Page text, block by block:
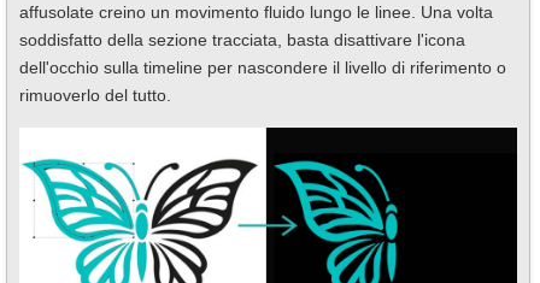
affusolate creino un movimento fluido lungo le linee. Una volta
soddisfatto della sezione tracciata, basta disattivare l'icona
dell'occhio sulla timeline per nascondere il livello di riferimento o
rimuoverlo del tutto.